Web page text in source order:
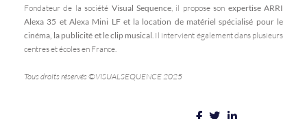
Fondateur de la société Visual Sequence , il propose son expertise ARRI
Alexa 35 et Alexa Mini LF et la location de matériel spécialisé pour le
cinéma, la publicité et le clip musical . Il intervient également dans plusieurs
centres et écoles en France.
Tous droits réservés ©VISUALSEQUENCE 2025